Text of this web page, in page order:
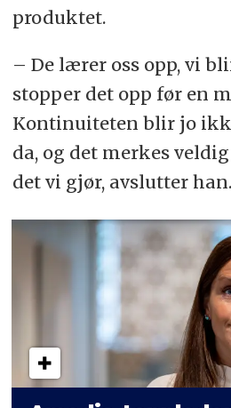
produktet.
– De lærer oss opp, vi
stopper det opp før en
Kontinuiteten blir jo
da, og det merkes
det vi gjør, avslutter han.